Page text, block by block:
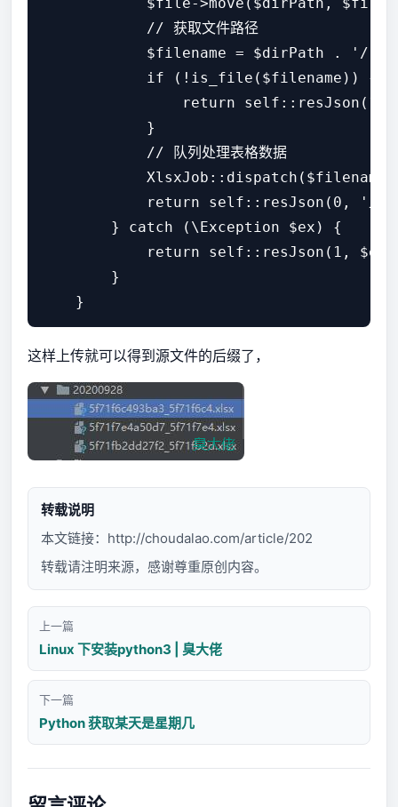
            // 获取文件路径
$filename = $dirPath . '/'
            if (!is_file($filename)) {
return self::resJson(1, '
            }
            // 队列处理表格数据
return self::resJson(0, '上传
        } catch (\Exception $ex) {
return self::resJson(1,
        }
这样上传就可以得到源文件的后缀了，
转载说明
本文链接： http://choudalao.com/article/202
转载请注明来源，感谢尊重原创内容。
上一篇
Linux 下安装python3 | 臭大佬
下一篇
Python 获取某天是星期几